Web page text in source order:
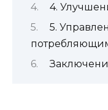
4.
5.